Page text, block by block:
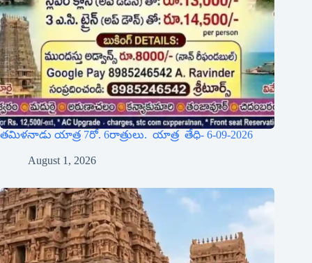
తమిళనాడు యాత్ర 7రో. 6రాత్రులు. యాత్ర తేధి- 6-09-2026
August 1, 2026